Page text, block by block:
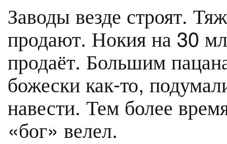
Заводы везде строят.
продают. Нокия на 30
продаёт. Большим
божески как-то,
навести. Тем более
«бог» велел.